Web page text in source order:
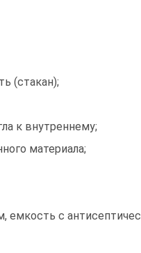
(стакан);
к внутреннему;
материала;
емкость с